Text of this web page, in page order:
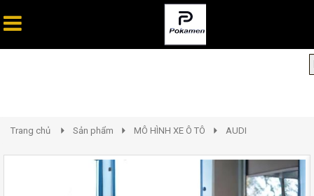
Trang chủ Sản phẩm MÔ HÌNH XE Ô TÔ AUDI